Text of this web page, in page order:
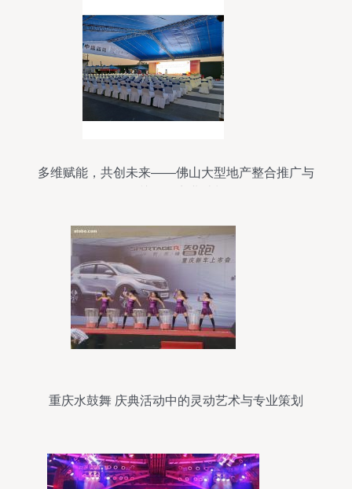
多维赋能，共创未来——佛山大型地产整合推广与
重庆水鼓舞 庆典活动中的灵动艺术与专业策划